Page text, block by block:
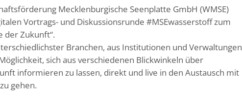
Mecklenburgische Seenplatte GmbH (WMSE)
Vortrags- und Diskussionsrunde #MSEwasserstoff zum
der Zukunft“.
Branchen, aus Institutionen und Verwaltungen
sich aus verschiedenen Blickwinkeln über
informieren zu lassen, direkt und live in den Austausch mit
gehen.